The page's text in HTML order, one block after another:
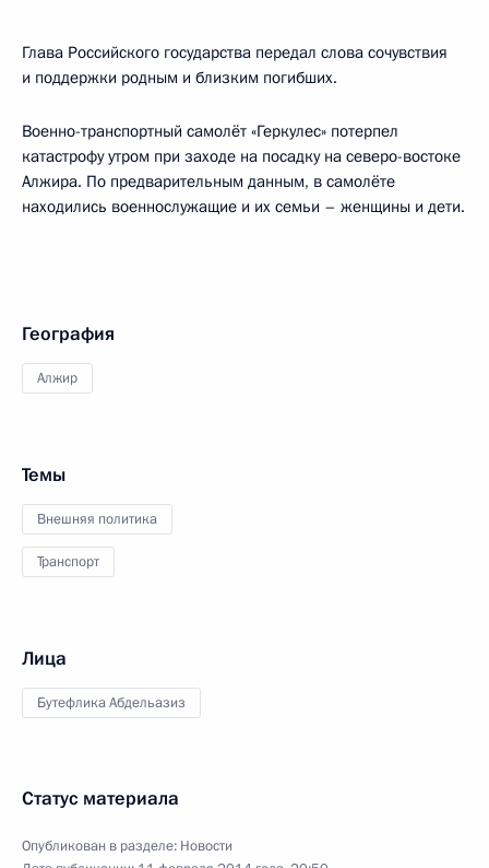
Глава Российского государства передал слова сочувствия
и поддержки родным и близким погибших.
Военно-транспортный самолёт «Геркулес» потерпел
катастрофу утром при заходе на посадку на северо-востоке
Алжира. По предварительным данным, в самолёте
находились военнослужащие и их семьи – женщины и дети.
География
Алжир
Темы
Внешняя политика
Транспорт
Лица
Бутефлика Абдельазиз
Статус материала
Опубликован в разделе: Новости